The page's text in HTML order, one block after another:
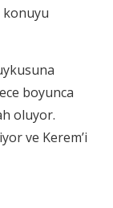
konuyu
boyunca
oluyor.
ve Kerem’i